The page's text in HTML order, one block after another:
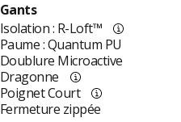
Gants
Isolation : R-Loft™
Paume : Quantum PU
Doublure Microactive
Dragonne
Poignet Court
Fermeture zippée